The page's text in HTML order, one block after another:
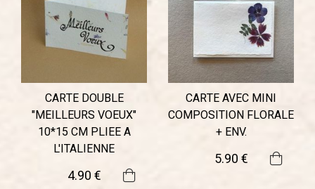
CARTE DOUBLE
"MEILLEURS VOEUX"
10*15 CM PLIEE A
L'ITALIENNE
4.90€
CARTE AVEC MINI
COMPOSITION FLORALE
+ ENV.
5.90€